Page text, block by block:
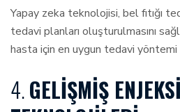
Yapay zeka teknolojisi, bel fıtığı
tedavi planları oluşturulmasını
hasta için en uygun tedavi
4.GELIŞMIŞ